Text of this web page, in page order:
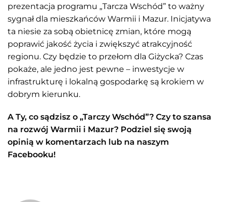
prezentacja programu „Tarcza Wschód” to ważny
sygnał dla mieszkańców Warmii i Mazur. Inicjatywa
ta niesie za sobą obietnicę zmian, które mogą
poprawić jakość życia i zwiększyć atrakcyjność
regionu. Czy będzie to przełom dla Giżycka? Czas
pokaże, ale jedno jest pewne – inwestycje w
infrastrukturę i lokalną gospodarkę są krokiem w
dobrym kierunku.
A Ty, co sądzisz o „Tarczy Wschód”? Czy to szansa
na rozwój Warmii i Mazur? Podziel się swoją
opinią w komentarzach lub na naszym
Facebooku!